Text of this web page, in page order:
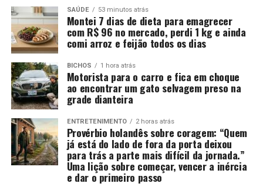
SAÚDE 53 minutos atrás
Montei 7 dias de dieta para emagrecer
com R$ 96 no mercado, perdi 1 kg e ainda
comi arroz e feijão todos os dias
BICHOS 1 hora atrás
Motorista para o carro e fica em choque
ao encontrar um gato selvagem preso na
grade dianteira
ENTRETENIMENTO 2 horas atrás
Provérbio holandês sobre coragem: “Quem
já está do lado de fora da porta deixou
para trás a parte mais difícil da jornada.”
Uma lição sobre começar, vencer a inércia
e dar o primeiro passo